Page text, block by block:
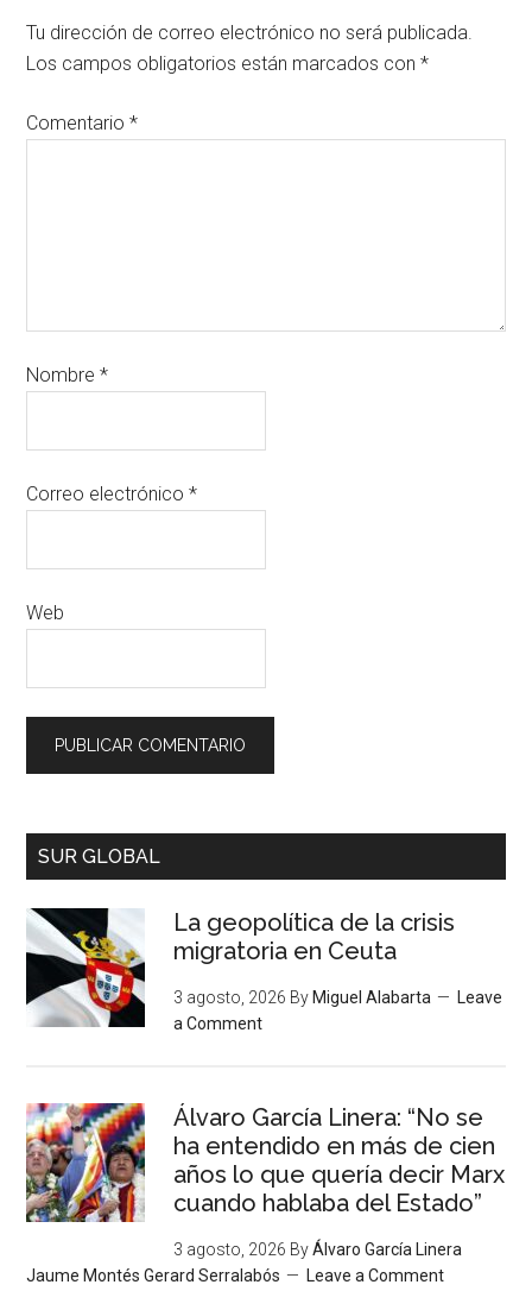
Tu dirección de correo electrónico no será publicada.
Los campos obligatorios están marcados con*
Comentario*
Nombre*
Correo electrónico*
Web
SUR GLOBAL
La geopolítica de la crisis
migratoria en Ceuta
3 agosto, 2026 By Miguel Alabarta
Leave
a Comment
Álvaro García Linera: “No se
ha entendido en más de cien
años lo que quería decir Marx
cuando hablaba del Estado”
3 agosto, 2026 ByÁlvaro García Linera
Jaume Montés Gerard Serralabós
Leave a Comment